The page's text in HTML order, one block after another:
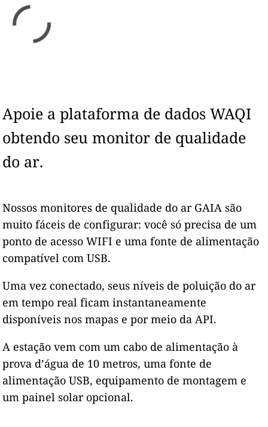
Apoie a plataforma de dados WAQI
obtendo seu monitor de qualidade
do ar.
Nossos monitores de qualidade do ar GAIA são
muito fáceis de configurar: você só precisa de um
ponto de acesso WIFI e uma fonte de alimentação
compatível com USB.
Uma vez conectado, seus níveis de poluição do ar
em tempo real ficam instantaneamente
disponíveis nos mapas e por meio da API.
A estação vem com um cabo de alimentação à
prova d’água de 10 metros, uma fonte de
alimentação USB, equipamento de montagem e
um painel solar opcional.